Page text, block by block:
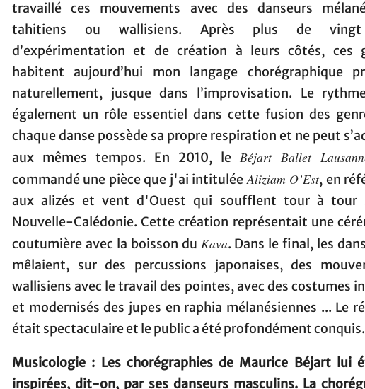
travaillé ces mouvements avec des danseurs
tahitiens ou wallisiens. Après plus de
d’expérimentation et de création à leurs côtés, ces
habitent aujourd’hui mon langage chorégraphique
naturellement, jusque dans l’improvisation. Le
également un rôle essentiel dans cette fusion des
chaque danse possède sa propre respiration et ne peut
aux mêmes tempos. En 2010, le Béjart Ballet
commandé une pièce que j'ai intituléeAliziam O’Est, en
aux alizés et vent d'Ouest qui soufflent tour à tour
Nouvelle-Calédonie. Cette création représentait une
coutumière avec la boisson du Kava. Dans le final, les
mêlaient, sur des percussions japonaises, des
wallisiens avec le travail des pointes, avec des costumes
et modernisés des jupes en raphia mélanésiennes ... Le
était spectaculaire et le public a été profondément conquis.
Musicologie : Les chorégraphies de Maurice Béjart lui
inspirées, dit-on, par ses danseurs masculins. La